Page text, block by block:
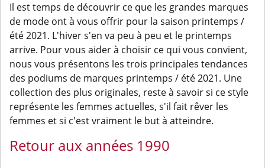
Il est temps de découvrir ce que les grandes marques
de mode ont à vous offrir pour la saison printemps /
été 2021. L'hiver s'en va peu à peu et le printemps
arrive. Pour vous aider à choisir ce qui vous convient,
nous vous présentons les trois principales tendances
des podiums de marques printemps / été 2021. Une
collection des plus originales, reste à savoir si ce style
représente les femmes actuelles, s'il fait rêver les
femmes et si c'est vraiment le but à atteindre.
Retour aux années 1990